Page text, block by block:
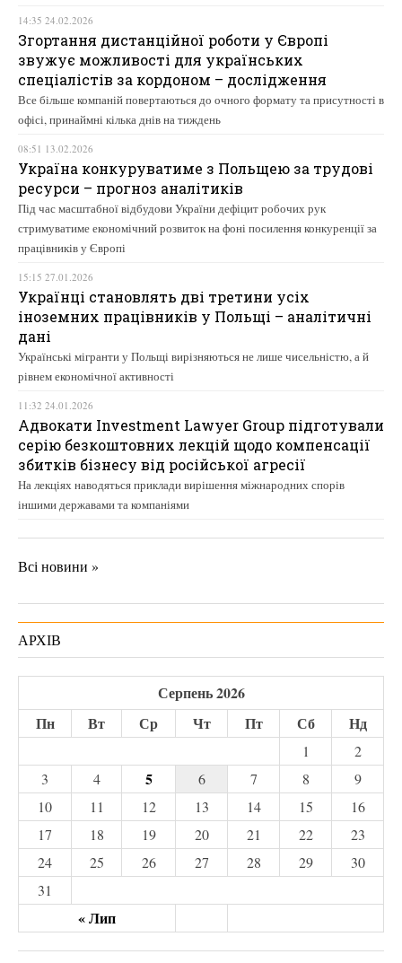
14:35 24.02.2026
Згортання дистанційної роботи у Європі
звужує можливості для українських
спеціалістів за кордоном – дослідження
Все більше компаній повертаються до очного формату та присутності в
офісі, принаймні кілька днів на тиждень
08:51 13.02.2026
Україна конкуруватиме з Польщею за трудові
ресурси – прогноз аналітиків
Під час масштабної відбудови України дефіцит робочих рук
стримуватиме економічний розвиток на фоні посилення конкуренції за
працівників у Європі
15:15 27.01.2026
Українці становлять дві третини усіх
іноземних працівників у Польщі – аналітичні
дані
Українські мігранти у Польщі вирізняються не лише чисельністю, а й
рівнем економічної активності
11:32 24.01.2026
Адвокати Investment Lawyer Group підготували
серію безкоштовних лекцій щодо компенсації
збитків бізнесу від російської агресії
На лекціях наводяться приклади вирішення міжнародних спорів
іншими державами та компаніями
Всі новини »
АРХІВ
Серпень 2026
Пн
Вт Ср Чт Пт Сб Нд
« Лип
1
2
3
4 5 6 7 8
9
10
11 12 13 14 15
16
17
18 19 20 21 22
23
24
25 26 27 28 29
30
31